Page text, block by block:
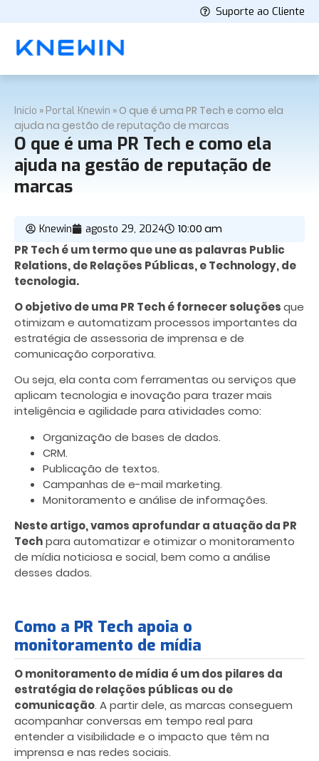
Suporte ao Cliente
Início » Portal Knewin » O que é uma PR Tech e como ela
ajuda na gestão de reputação de marcas
O que é uma PR Tech e como ela
ajuda na gestão de reputação de
marcas
Knewin agosto 29, 2024 10:00 am
PR Tech é um termo que une as palavras Public
Relations, de Relações Públicas, e Technology, de
tecnologia.
O objetivo de uma PR Tech é fornecer soluçõesque
otimizam e automatizam processos importantes da
estratégia de assessoria de imprensa e de
comunicação corporativa.
Ou seja, ela conta com ferramentas ou serviços que
aplicam tecnologia e inovação para trazer mais
inteligência e agilidade para atividades como:
Organização de bases de dados.
CRM.
Publicação de textos.
Campanhas de e-mail marketing.
Monitoramento e análise de informações.
Neste artigo, vamos aprofundar a atuação da PR
Techpara automatizar e otimizar o monitoramento
de mídia noticiosa e social, bem como a análise
desses dados.
Como a PR Tech apoia o
monitoramento de mídia
O monitoramento de mídia é um dos pilares da
estratégia de relações públicas ou de
comunicação. A partir dele, as marcas conseguem
acompanhar conversas em tempo real para
entender a visibilidade e o impacto que têm na
imprensa e nas redes sociais.